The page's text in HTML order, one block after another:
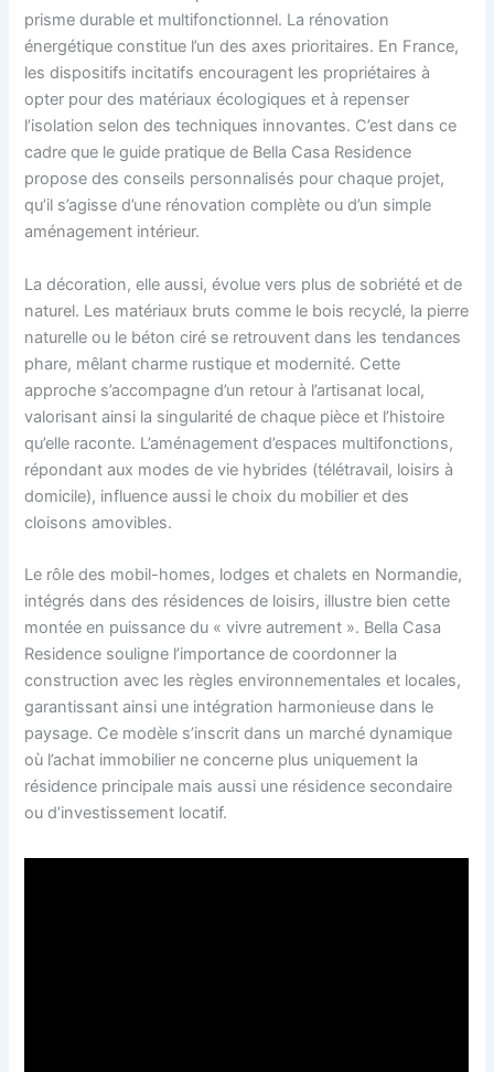
prisme durable et multifonctionnel. La rénovation
énergétique constitue l’un des axes prioritaires. En France,
les dispositifs incitatifs encouragent les propriétaires à
opter pour des matériaux écologiques et à repenser
l’isolation selon des techniques innovantes. C’est dans ce
cadre que le guide pratique de Bella Casa Residence
propose des conseils personnalisés pour chaque projet,
qu’il s’agisse d’une rénovation complète ou d’un simple
aménagement intérieur.
La décoration, elle aussi, évolue vers plus de sobriété et de
naturel. Les matériaux bruts comme le bois recyclé, la pierre
naturelle ou le béton ciré se retrouvent dans les tendances
phare, mêlant charme rustique et modernité. Cette
approche s’accompagne d’un retour à l’artisanat local,
valorisant ainsi la singularité de chaque pièce et l’histoire
qu’elle raconte. L’aménagement d’espaces multifonctions,
répondant aux modes de vie hybrides (télétravail, loisirs à
domicile), influence aussi le choix du mobilier et des
cloisons amovibles.
Le rôle des mobil-homes, lodges et chalets en Normandie,
intégrés dans des résidences de loisirs, illustre bien cette
montée en puissance du « vivre autrement ». Bella Casa
Residence souligne l’importance de coordonner la
construction avec les règles environnementales et locales,
garantissant ainsi une intégration harmonieuse dans le
paysage. Ce modèle s’inscrit dans un marché dynamique
où l’achat immobilier ne concerne plus uniquement la
résidence principale mais aussi une résidence secondaire
ou d’investissement locatif.